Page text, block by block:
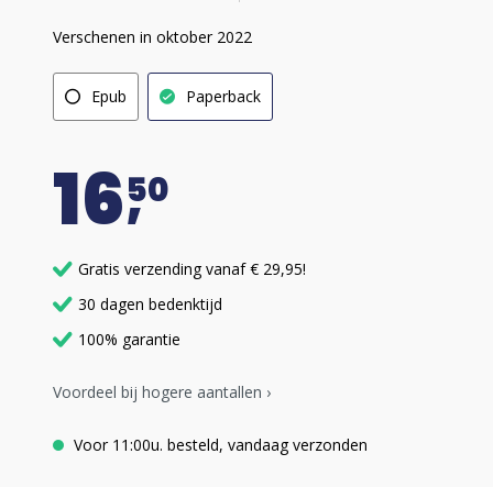
Verschenen in oktober 2022
Epub Paperback
1650
Gratis verzending vanaf € 29,95!
30 dagen bedenktijd
100% garantie
Voordeel bij hogere aantallen ›
Voor 11:00u. besteld, vandaag verzonden